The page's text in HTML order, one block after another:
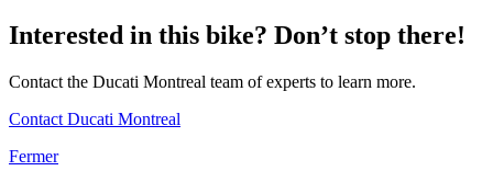
Interested in this bike? Don’t stop there!
Contact the Ducati Montreal team of experts to learn more.
Contact Ducati Montreal
Fermer